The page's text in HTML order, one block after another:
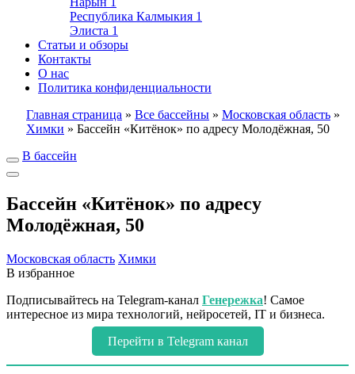
Республика Калмыкия 1
Элиста 1
Статьи и обзоры
Контакты
О нас
Политика конфиденциальности
Главная страница » Все бассейны » Московская область »
Химки » Бассейн «Китёнок» по адресу Молодёжная, 50
В бассейн
Бассейн «Китёнок» по адресу
Молодёжная, 50
Московская область Химки
В избранное
Подписывайтесь на Telegram-канал Генережка! Самое
интересное из мира технологий, нейросетей, IT и бизнеса.
Перейти в Telegram канал